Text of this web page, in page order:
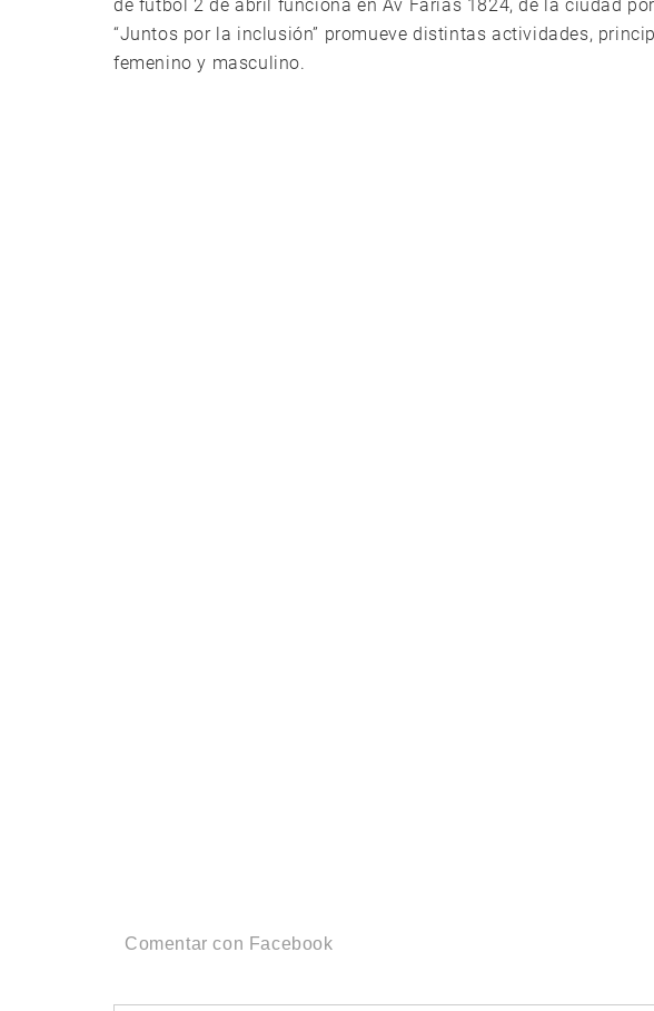
de fútbol 2 de abril funciona en Av Farías 1824, de la ciudad
“Juntos por la inclusión” promueve distintas actividades,
femenino y masculino.
Comentar con Facebook